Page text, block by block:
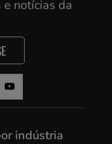
notícias da
indústria